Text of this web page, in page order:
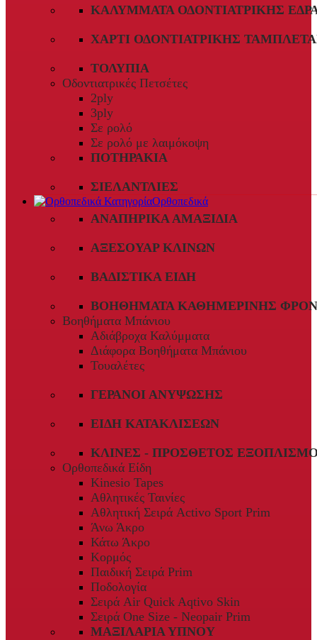
ΚΑΛΎΜΜΑΤΑ ΟΔΟΝΤΙΑΤΡΙΚΉΣ
ΧΑΡΤΊ ΟΔΟΝΤΙΑΤΡΙΚΉΣ
ΤΟΛΎΠΙΑ
Οδοντιατρικές Πετσέτες
2ply
3ply
Σε ρολό
Σε ρολό με λαιμόκοψη
ΠΟΤΗΡΆΚΙΑ
ΣΙΕΛΑΝΤΛΊΕΣ
Ορθοπεδικά
ΑΝΑΠΗΡΙΚΆ ΑΜΑΞΊΔΙΑ
ΑΞΕΣΟΥΆΡ ΚΛΙΝΏΝ
ΒΑΔΙΣΤΙΚΆ ΕΊΔΗ
ΒΟΗΘΉΜΑΤΑ ΚΑΘΗΜΕΡΙΝΉΣ
Βοηθήματα Μπάνιου
Αδιάβροχα Καλύμματα
Διάφορα Βοηθήματα Μπάνιου
Τουαλέτες
ΓΕΡΑΝΟΊ ΑΝΎΨΩΣΗΣ
ΕΊΔΗ ΚΑΤΑΚΛΊΣΕΩΝ
ΚΛΊΝΕΣ - ΠΡΌΣΘΕΤΟΣ
Ορθοπεδικά Είδη
Kinesio Tapes
Αθλητικές Ταινίες
Αθλητική Σειρά Activo Sport Prim
Άνω Άκρο
Κάτω Άκρο
Κορμός
Παιδική Σειρά Prim
Ποδολογία
Σειρά Air Quick Aqtivo Skin
Σειρά One Size - Neopair Prim
ΜΑΞΙΛΆΡΙΑ ΎΠΝΟΥ